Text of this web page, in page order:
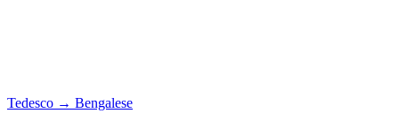
Tedesco → Bengalese